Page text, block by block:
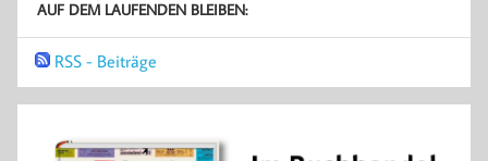
AUF DEM LAUFENDEN BLEIBEN:
RSS - Beiträge